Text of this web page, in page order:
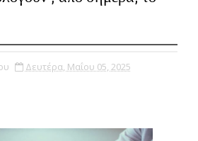
Δευτέρα, Μαΐου 05, 2025